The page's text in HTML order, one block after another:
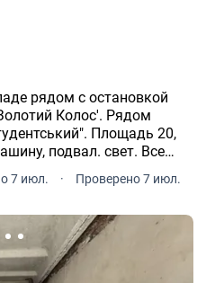
рядом с остановкой
Колос'. Рядом
Площадь 20,
подвал. свет. Все
7 июл. · Проверено 7 июл.